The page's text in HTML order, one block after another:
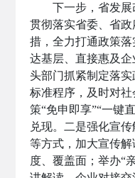
下一步，省发
贯彻落实省委、省
措，全力打通政策
达基层、直接惠及
头部门抓紧制定落
标准程序，及时对
策“免申即享”“一键
兑现。二是强化宣
等方式，加大宣传
度、覆盖面；举办“